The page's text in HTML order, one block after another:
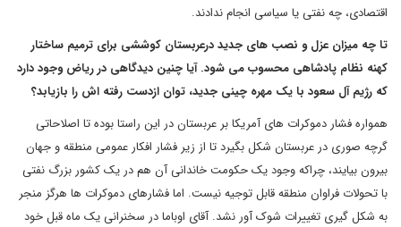
اقتصادی، چه نفتی یا سیاسی انجام ندادند.
تا چه میزان عزل و نصب های جدید درعربستان کوششی برای ترمیم ساختار
کهنه نظام پادشاهی محسوب می شود. آیا چنین دیدگاهی در ریاض وجود دارد
که رژیم آل سعود با یک مهره چینی جدید، توان ازدست رفته اش را بازیابد؟
همواره فشار دموکرات های آمریکا بر عربستان در این راستا بوده تا اصلاحاتی
گرچه صوری در عربستان شکل بگیرد تا از زیر فشار افکار عمومی منطقه و جهان
بیرون بیایند، چراکه وجود یک حکومت خاندانی آن هم در یک کشور بزرگ نفتی
با تحولات فراوان منطقه قابل توجیه نیست. اما فشارهای دموکرات ها هرگز منجر
به شکل گیری تغییرات شوک آور نشد. آقای اوباما در سخنرانی یک ماه قبل خود